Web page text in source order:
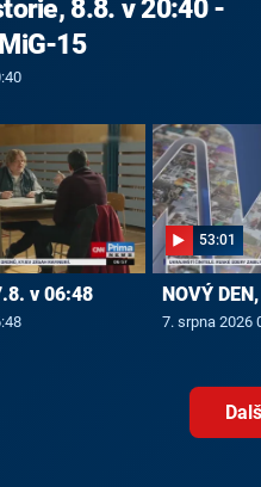
8.8. v 20:40 -
15
v 06:48
53:01
NOVÝ
7. srpna 2026